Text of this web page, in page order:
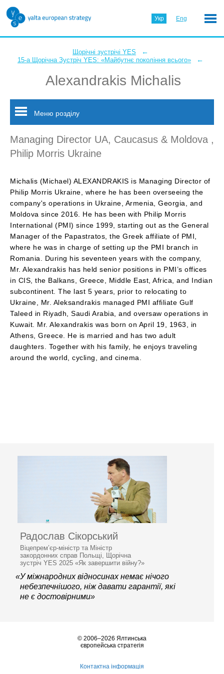
Укр Eng
Щорічні зустрічі YES ←
15-а Щорічна Зустріч YES: «Майбутнє покоління всього» ←
Alexandrakis Michalis
Меню розділу
Managing Director UA, Caucasus & Moldova ,
Philip Morris Ukraine
Michalis (Michael) ALEXANDRAKIS is Managing Director of
Philip Morris Ukraine, where he has been overseeing the
company's operations in Ukraine, Armenia, Georgia, and
Moldova since 2016. He has been with Philip Morris
International (PMI) since 1999, starting out as the General
Manager of the Papastratos, the Greek affiliate of PMI,
where he was in charge of setting up the PMI branch in
Romania. During his seventeen years with the company,
Mr. Alexandrakis has held senior positions in PMI’s offices
in CIS, the Balkans, Greece, Middle East, Africa, and Indian
subcontinent. The last 5 years, prior to relocating to
Ukraine, Mr. Aleksandrakis managed PMI affiliate Gulf
Taleed in Riyadh, Saudi Arabia, and oversaw operations in
Kuwait. Mr. Alexandrakis was born on April 19, 1963, in
Athens, Greece. He is married and has two adult
daughters. Together with his family, he enjoys traveling
around the world, cycling, and cinema.
Радослав Сікорський
Віцепрем’єр-міністр та Міністр
закордонних справ Польщі, Щорічна
зустріч YES 2025 «Як завершити війну?»
«У міжнародних відносинах немає нічого
небезпечнішого, ніж давати гарантії, які
не є достовірними»
© 2006–2026 Ялтинська
європейська стратегія
Контактна інформація